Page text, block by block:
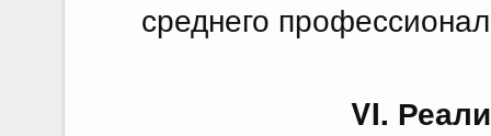
среднего
VI.